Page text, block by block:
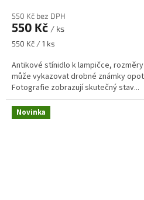
550 Kč bez DPH
550 Kč / ks
Měrná
550 Kč / 1 ks
Antikové stínidlo k lampičce,
může vykazovat drobné známky
Fotografie zobrazují skutečný stav...
Novinka